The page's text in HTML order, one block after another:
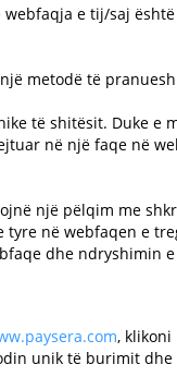
e tij/saj
metodë të
të shitësit. Duke e
në një faqe në
një pëlqim me
në webfaqen e
dhe ndryshimin
, klikoni
unik të burimit